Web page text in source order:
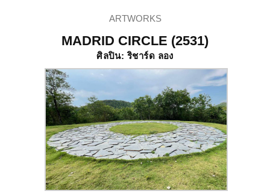
ARTWORKS
MADRID CIRCLE (2531)
ศิลปิน: ริชาร์ด ลอง